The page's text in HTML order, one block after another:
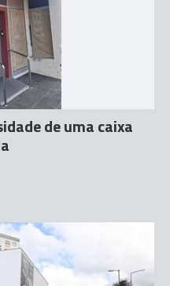
de uma caixa